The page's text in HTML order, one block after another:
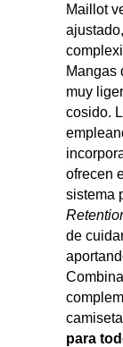
Maillot
Mangas
muy
cosido.
ofrecen
sistema
de
para